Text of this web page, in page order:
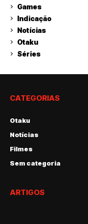
Games
Indicação
Notícias
Otaku
Séries
CATEGORIAS
Otaku
Notícias
Filmes
Sem categoria
ARTIGOS